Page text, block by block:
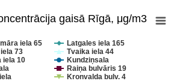
gaisā Rīgā, μg/m3
Benzola koncentrācija gaisā Rīgā, μg/m3
displaying Gads.
displaying μg/m3. Range: 0 to 8.
gaisā Rīgā, μg/m3
iela 65
Latgales iela 165
73
Tvaika iela 44
iela 10
Kundziņsala
Raiņa bulvāris 19
Kronvalda bulv. 4